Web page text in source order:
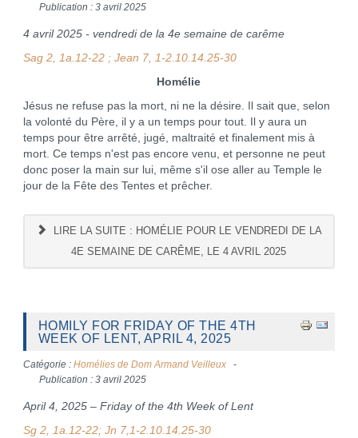
Publication : 3 avril 2025
4 avril 2025 - vendredi de la 4e semaine de carême
Sag 2, 1a.12-22 ; Jean 7, 1-2.10.14.25-30
Homélie
Jésus ne refuse pas la mort, ni ne la désire. Il sait que, selon
la volonté du Père, il y a un temps pour tout. Il y aura un
temps pour être arrêté, jugé, maltraité et finalement mis à
mort. Ce temps n'est pas encore venu, et personne ne peut
donc poser la main sur lui, même s'il ose aller au Temple le
jour de la Fête des Tentes et prêcher.
LIRE LA SUITE : HOMÉLIE POUR LE VENDREDI DE LA
4E SEMAINE DE CARÊME, LE 4 AVRIL 2025
HOMILY FOR FRIDAY OF THE 4TH
WEEK OF LENT, APRIL 4, 2025
Catégorie : Homélies de Dom Armand Veilleux
Publication : 3 avril 2025
April 4, 2025 – Friday of the 4th Week of Lent
Sg 2, 1a.12-22; Jn 7,1-2.10.14.25-30